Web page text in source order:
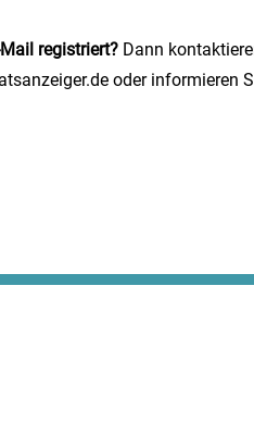
registriert? Dann
oder informieren